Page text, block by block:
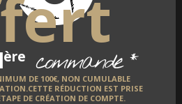
ère commande*
DE 100€, NON CUMULABLE
RÉDUCTION EST PRISE
DE CRÉATION DE COMPTE.
À L'INTERNATIONAL